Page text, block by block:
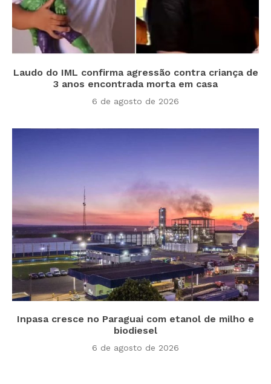
Laudo do IML confirma agressão contra criança de
3 anos encontrada morta em casa
6 de agosto de 2026
Inpasa cresce no Paraguai com etanol de milho e
biodiesel
6 de agosto de 2026